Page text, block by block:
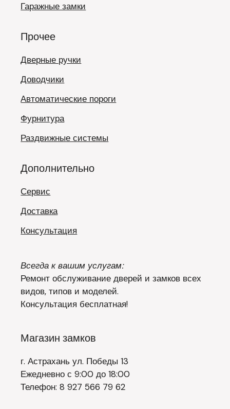
Гаражные замки
Прочее
Дверные ручки
Доводчики
Автоматические пороги
Фурнитура
Раздвижные системы
Дополнительно
Сервис
Доставка
Консультация
Всегда к вашим услугам:
Ремонт обслуживание дверей и замков всех
видов, типов и моделей.
Консультация бесплатная!
Магазин замков
г. Астрахань ул. Победы 13
Ежедневно с 9:00 до 18:00
Телефон: 8 927 566 79 62